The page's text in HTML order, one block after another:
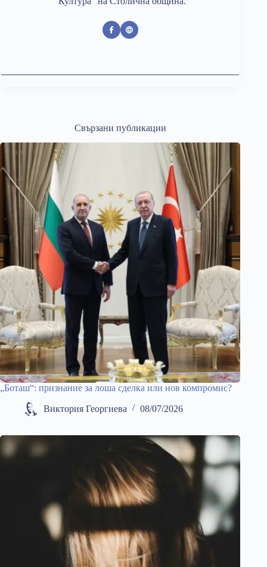
Свързани публикации
„Боташ“: признание за лоша сделка или нов компромис?
Виктория Георгиева 08/07/2026